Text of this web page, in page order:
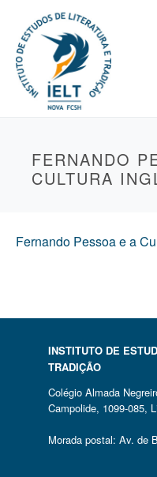
FERNANDO
CULTURA
Fernando Pessoa e a
INSTITUTO DE
TRADIÇÃO
Colégio Almada
Campolide, 1099-085,
Morada postal: Av. de